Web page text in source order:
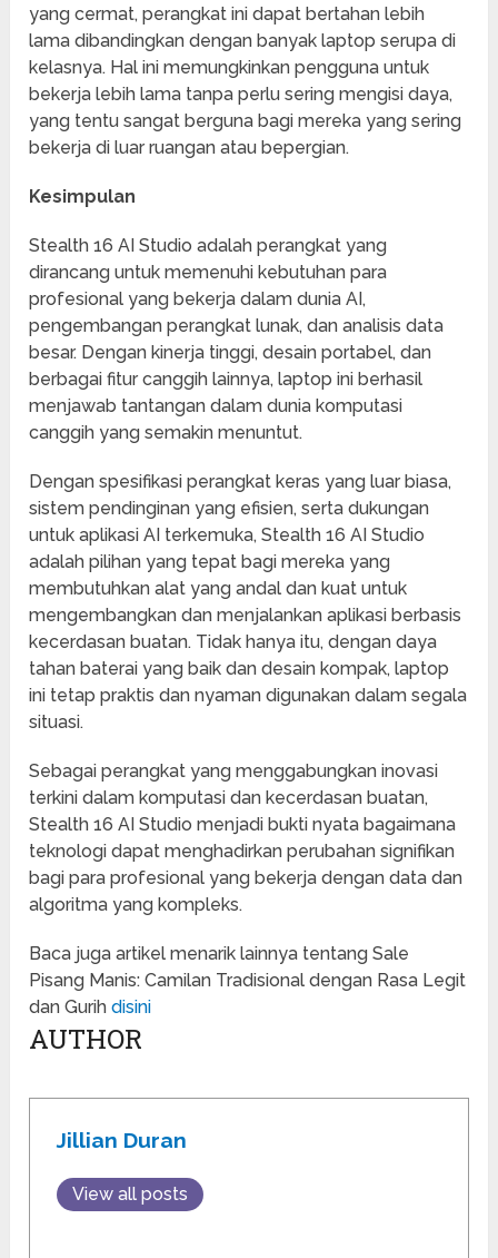
yang cermat, perangkat ini dapat bertahan lebih
lama dibandingkan dengan banyak laptop serupa di
kelasnya. Hal ini memungkinkan pengguna untuk
bekerja lebih lama tanpa perlu sering mengisi daya,
yang tentu sangat berguna bagi mereka yang sering
bekerja di luar ruangan atau bepergian.
Kesimpulan
Stealth 16 AI Studio adalah perangkat yang
dirancang untuk memenuhi kebutuhan para
profesional yang bekerja dalam dunia AI,
pengembangan perangkat lunak, dan analisis data
besar. Dengan kinerja tinggi, desain portabel, dan
berbagai fitur canggih lainnya, laptop ini berhasil
menjawab tantangan dalam dunia komputasi
canggih yang semakin menuntut.
Dengan spesifikasi perangkat keras yang luar biasa,
sistem pendinginan yang efisien, serta dukungan
untuk aplikasi AI terkemuka, Stealth 16 AI Studio
adalah pilihan yang tepat bagi mereka yang
membutuhkan alat yang andal dan kuat untuk
mengembangkan dan menjalankan aplikasi berbasis
kecerdasan buatan. Tidak hanya itu, dengan daya
tahan baterai yang baik dan desain kompak, laptop
ini tetap praktis dan nyaman digunakan dalam segala
situasi.
Sebagai perangkat yang menggabungkan inovasi
terkini dalam komputasi dan kecerdasan buatan,
Stealth 16 AI Studio menjadi bukti nyata bagaimana
teknologi dapat menghadirkan perubahan signifikan
bagi para profesional yang bekerja dengan data dan
algoritma yang kompleks.
Baca juga artikel menarik lainnya tentang Sale
Pisang Manis: Camilan Tradisional dengan Rasa Legit
dan Gurihdisini
AUTHOR
Jillian Duran
View all posts